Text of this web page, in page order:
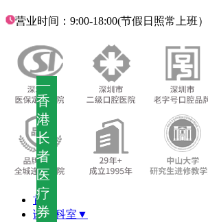
—
香
港
长
者
医
疗
券
营业时间：9:00-18:00(节假日照常上班）
首页
诊疗科室▼